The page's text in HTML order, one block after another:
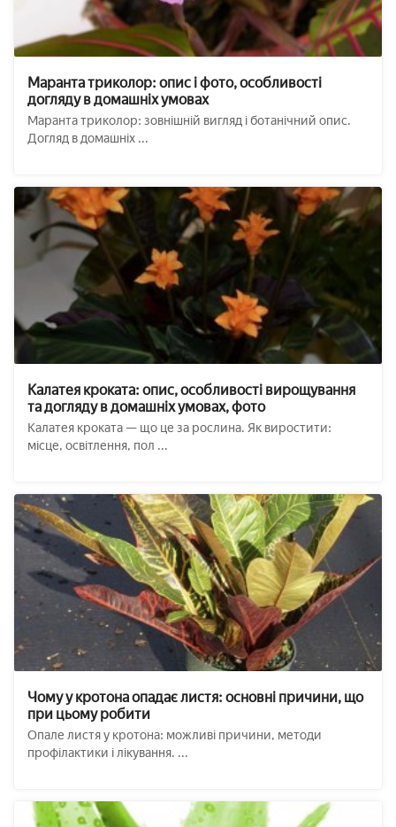
Маранта триколор: опис і фото, особливості
догляду в домашніх умовах
Маранта триколор: зовнішній вигляд і ботанічний опис.
Догляд в домашніх ...
Калатея кроката: опис, особливості вирощування
та догляду в домашніх умовах, фото
Калатея кроката — що це за рослина. Як виростити:
місце, освітлення, пол ...
Чому у кротона опадає листя: основні причини, що
при цьому робити
Опале листя у кротона: можливі причини, методи
профілактики і лікування. ...